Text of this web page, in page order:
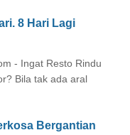
8 Hari Lagi
- Ingat Resto Rindu
Bila tak ada aral
Bergantian